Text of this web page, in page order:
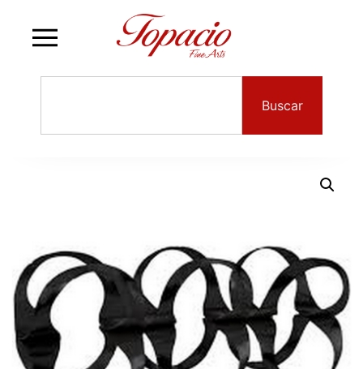
Buscar